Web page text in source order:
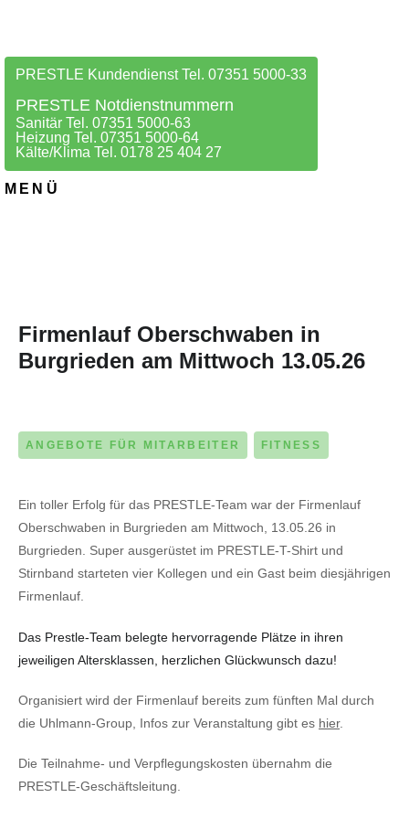
PRESTLE Kundendienst Tel. 07351 5000-33
PRESTLE Notdienstnummern
Sanitär Tel. 07351 5000-63
Heizung Tel. 07351 5000-64
Kälte/Klima Tel. 0178 25 404 27
MENÜ
Firmenlauf Oberschwaben in
Burgrieden am Mittwoch 13.05.26
ANGEBOTE FÜR MITARBEITER FITNESS
Ein toller Erfolg für das PRESTLE-Team war der Firmenlauf
Oberschwaben in Burgrieden am Mittwoch, 13.05.26 in
Burgrieden. Super ausgerüstet im PRESTLE-T-Shirt und
Stirnband starteten vier Kollegen und ein Gast beim diesjährigen
Firmenlauf.
Das Prestle-Team belegte hervorragende Plätze in ihren
jeweiligen Altersklassen, herzlichen Glückwunsch dazu!
Organisiert wird der Firmenlauf bereits zum fünften Mal durch
die Uhlmann-Group, Infos zur Veranstaltung gibt es hier.
Die Teilnahme- und Verpflegungskosten übernahm die
PRESTLE-Geschäftsleitung.